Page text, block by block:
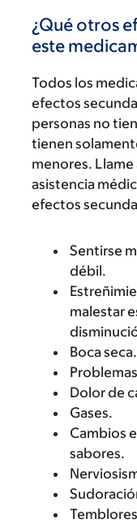
¿Qué otros
este
Todos los
efectos
personas no
tienen
menores.
asistencia
efectos
Sentirse
débil.
malestar
Boca seca.
Dolor de
Gases.
Cambios
sabores.